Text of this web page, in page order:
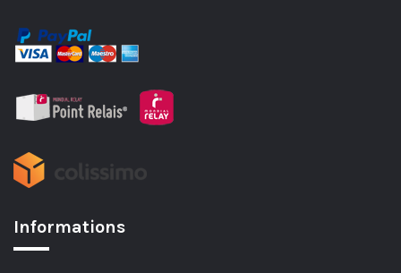
Informations